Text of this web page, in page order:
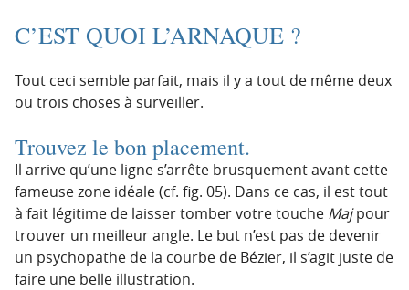
C’EST QUOI L’ARNAQUE ?
Tout ceci semble parfait, mais il y a tout de même deux
ou trois choses à surveiller.
Trouvez le bon placement.
Il arrive qu’une ligne s’arrête brusquement avant cette
fameuse zone idéale (cf. fig. 05). Dans ce cas, il est tout
à fait légitime de laisser tomber votre touche Majpour
trouver un meilleur angle. Le but n’est pas de devenir
un psychopathe de la courbe de Bézier, il s’agit juste de
faire une belle illustration.